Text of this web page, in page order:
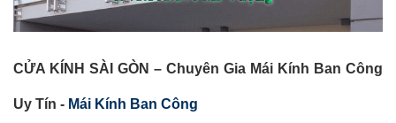
CỬA KÍNH SÀI GÒN – Chuyên Gia Mái Kính Ban Công
Uy Tín - Mái Kính Ban Công